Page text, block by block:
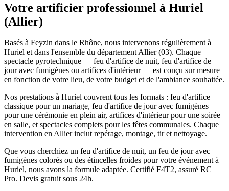
Votre artificier professionnel à Huriel
(Allier)
Basés à Feyzin dans le Rhône, nous intervenons régulièrement à
Huriel et dans l'ensemble du département Allier (03). Chaque
spectacle pyrotechnique — feu d'artifice de nuit, feu d'artifice de
jour avec fumigènes ou artifices d'intérieur — est conçu sur mesure
en fonction de votre lieu, de votre budget et de l'ambiance souhaitée.
Nos prestations à Huriel couvrent tous les formats : feu d'artifice
classique pour un mariage, feu d'artifice de jour avec fumigènes
pour une cérémonie en plein air, artifices d'intérieur pour une soirée
en salle, et spectacles complets pour les fêtes communales. Chaque
intervention en Allier inclut repérage, montage, tir et nettoyage.
Que vous cherchiez un feu d'artifice de nuit, un feu de jour avec
fumigènes colorés ou des étincelles froides pour votre événement à
Huriel, nous avons la formule adaptée. Certifié F4T2, assuré RC
Pro. Devis gratuit sous 24h.